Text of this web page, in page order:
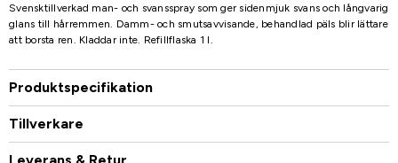
Svensktillverkad man- och svansspray som ger sidenmjuk svans och långvarig
glans till hårremmen. Damm- och smutsavvisande, behandlad päls blir lättare
att borsta ren. Kladdar inte. Refillflaska 1 l.
Produktspecifikation
Tillverkare